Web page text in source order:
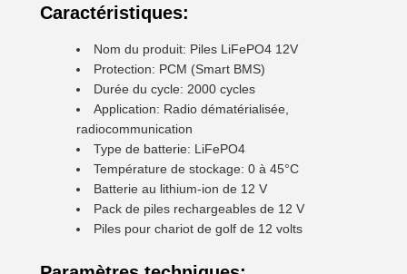
Caractéristiques:
Nom du produit: Piles LiFePO4 12V
Protection: PCM (Smart BMS)
Durée du cycle: 2000 cycles
Application: Radio dématérialisée,
radiocommunication
Type de batterie: LiFePO4
Température de stockage: 0 à 45°C
Batterie au lithium-ion de 12 V
Pack de piles rechargeables de 12 V
Piles pour chariot de golf de 12 volts